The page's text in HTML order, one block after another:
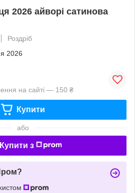
2026 айворі сатинова
Роздріб
2026
на сайті — 150 ₴
Купити
або
Купити з